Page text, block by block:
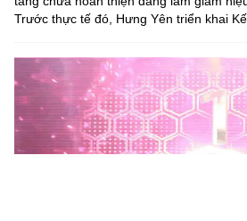
Trước thực tế đó, Hưng Yên triển khai Kế